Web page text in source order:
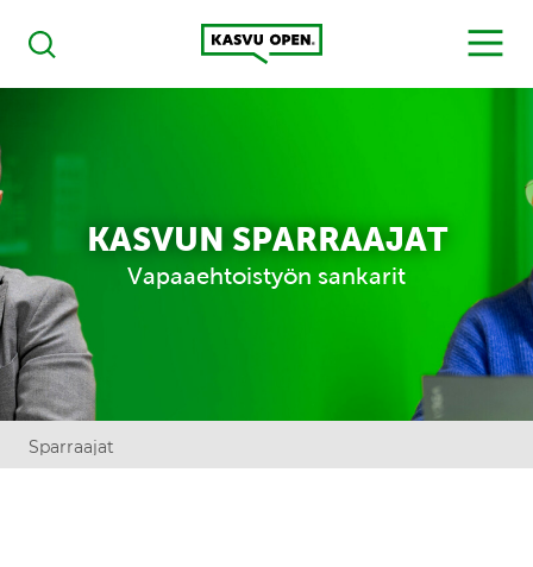
Haku
Kasvu Open
MENU
KASVUN SPARRAAJAT
Vapaaehtoistyön sankarit
Sparraajat